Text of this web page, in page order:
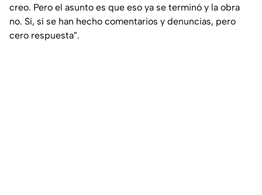
creo. Pero el asunto es que eso ya se terminó y la obra
no. Sí, sí se han hecho comentarios y denuncias, pero
cero respuesta”.